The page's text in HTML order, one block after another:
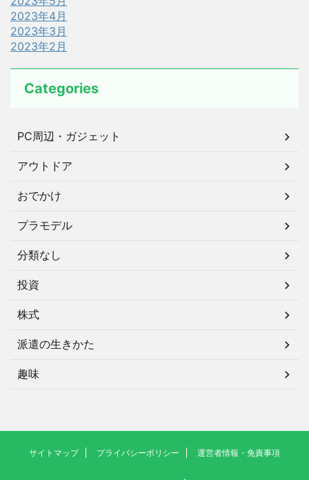
2023年4月
2023年3月
2023年2月
Categories
PC周辺・ガジェット
アウトドア
おでかけ
プラモデル
分類なし
投資
株式
派遣の生きかた
趣味
サイトマップ プライバシーポリシー 運営者情報・免責事項